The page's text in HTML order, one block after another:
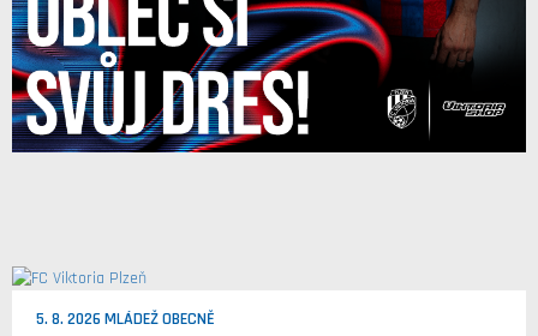
5. 8. 2026 MLÁDEŽ OBECNĚ